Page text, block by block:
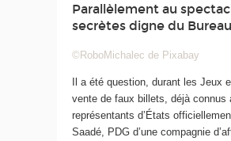
Parallèlement au
secrètes digne du
©RoboMichalec de Pixabay
Il a été question, durant les Jeux
vente de faux billets, déjà
représentants d’États
Saadé, PDG d’une compagnie